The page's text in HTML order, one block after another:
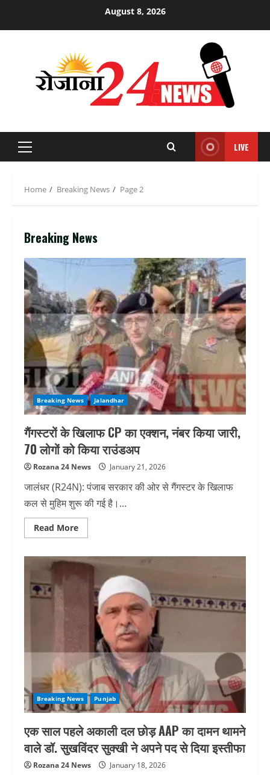
August 8, 2026
Primary
LIVE
Home Breaking News Page 2
Breaking News
Breaking News Jalandhar
गैंगस्टरों के खिलाफ CP का एक्शन, नंबर किया जारी,
70 लोगों को किया राउंडअप
Rozana 24 News January 21, 2026
जालंधर (R24N): पंजाब सरकार की ओर से गैंगस्टर के खिलाफ
कल से मुहिम शुरू की गई है।...
Read MoreRead
more
के
खिलाफ
CP
का
एक्शन,
किया
राउंडअप
Breaking News Punjab
एक साल पहले अकाली दल छोड़ AAP का दामन थामने
वाले डॉ. सुखविंदर सुक्खी ने अपने पद से दिया इस्तीफा
Rozana 24 News January 18, 2026